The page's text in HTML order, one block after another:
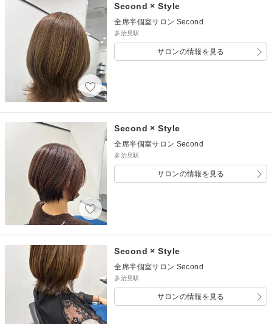
Second × Style
全席半個室サロン Second
多治見駅
サロンの情報を見る
Second × Style
全席半個室サロン Second
多治見駅
サロンの情報を見る
Second × Style
全席半個室サロン Second
多治見駅
サロンの情報を見る